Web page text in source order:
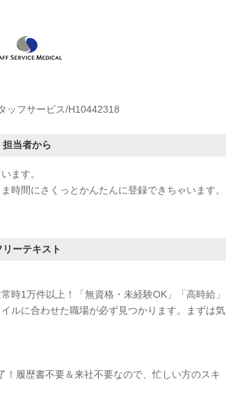
ッフサービス/H10442318
担当者から
ます。
時間にさくっとかんたんに登録できちゃいます。
リーテキスト
時1万件以上！「無資格・未経験OK」「高時給」
ルに合わせた職場が必ず見つかります。まずは気
！履歴書不要＆来社不要なので、忙しい方のスキ